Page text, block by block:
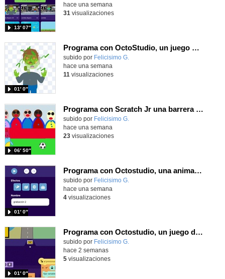
13′ 07″
hace una semana
31 visualizaciones
Programa con OctoStudio, un juego homenajeando al House of the dead con Zombies
Contenido educativo.
subido por Felicisimo G.
01′ 0″
hace una semana
11 visualizaciones
Programa con Scratch Jr una barrera que se desplaza para dar sensación de movimiento
Contenido educativo.
subido por Felicisimo G.
06′ 50″
hace una semana
23visualizaciones
Programa con Octostudio, una animación utilizando la cámara para una foto y audio y texto para comunicar.
Contenido educativo.
subido por Felicisimo G.
01′ 0″
hace una semana
4visualizaciones
Programa con Octostudio, un juego de Educación Víal cruzando un paso de cebra.
Contenido educativo.
subido por Felicisimo G.
01′ 0″
hace 2 semanas
5visualizaciones